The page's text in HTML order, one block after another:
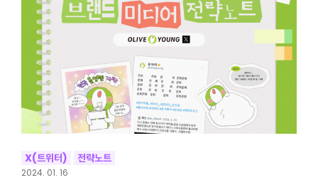
X(트위터) 전략노트
2024. 01. 16